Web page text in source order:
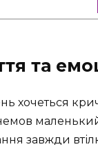
та
хочеться
завжди